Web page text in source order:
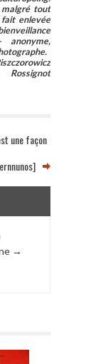
tout
enlevée
une façon
→